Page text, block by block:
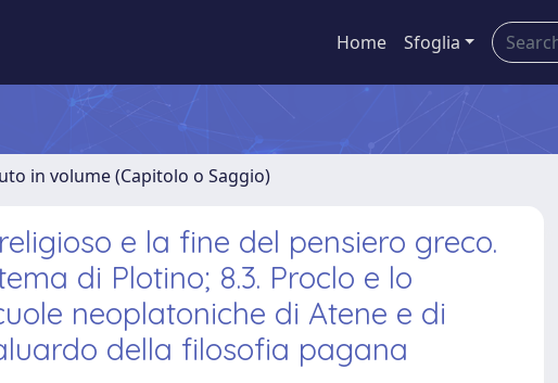
Home Sfoglia
in volume (Capitolo o Saggio)
e la fine del pensiero greco.
di Plotino; 8.3. Proclo e lo
neoplatoniche di Atene e di
della filosofia pagana